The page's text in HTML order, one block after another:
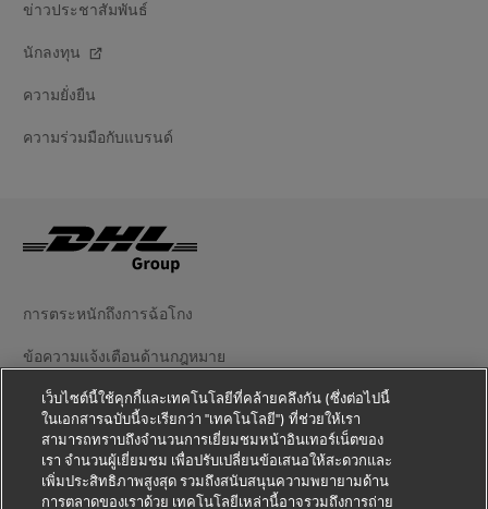
ข่าวประชาสัมพันธ์
นักลงทุน
ความยั่งยืน
ความร่วมมือกับแบรนด์
การตระหนักถึงการฉ้อโกง
ข้อความแจ้งเตือนด้านกฎหมาย
ข้อตกลงในการใช้งาน
ข้อความแจ้งเตือนความเป็นส่วนตัว
ข้อมูลเพิ่มเติม
เว็บไซต์นี้ใช้คุกกี้และเทคโนโลยีที่คล้ายคลึงกัน (ซึ่งต่อไปนี้
ในเอกสารฉบับนี้จะเรียกว่า "เทคโนโลยี") ที่ช่วยให้เรา
สามารถทราบถึงจำนวนการเยี่ยมชมหน้าอินเทอร์เน็ตของ
เรา จำนวนผู้เยี่ยมชม เพื่อปรับเปลี่ยนข้อเสนอให้สะดวกและ
เพิ่มประสิทธิภาพสูงสุด รวมถึงสนับสนุนความพยายามด้าน
การตลาดของเราด้วย เทคโนโลยีเหล่านี้อาจรวมถึงการถ่าย